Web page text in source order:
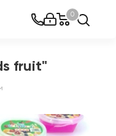
0
fruit"